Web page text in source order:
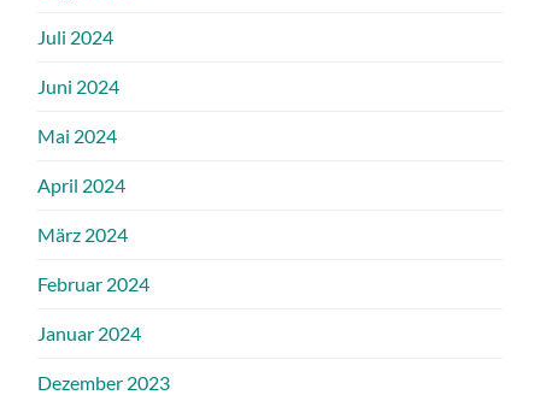
Juli 2024
Juni 2024
Mai 2024
April 2024
März 2024
Februar 2024
Januar 2024
Dezember 2023